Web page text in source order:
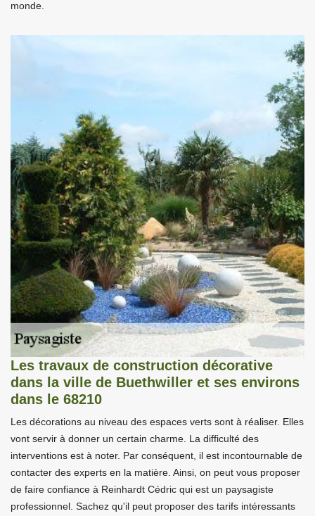
monde.
Les travaux de construction décorative
dans la ville de Buethwiller et ses environs
dans le 68210
Les décorations au niveau des espaces verts sont à réaliser. Elles
vont servir à donner un certain charme. La difficulté des
interventions est à noter. Par conséquent, il est incontournable de
contacter des experts en la matière. Ainsi, on peut vous proposer
de faire confiance à Reinhardt Cédric qui est un paysagiste
professionnel. Sachez qu'il peut proposer des tarifs intéressants